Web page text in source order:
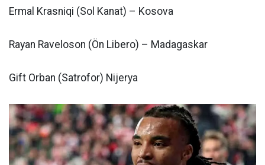
Ermal Krasniqi (Sol Kanat) – Kosova
Rayan Raveloson (Ön Libero) – Madagaskar
Gift Orban (Satrofor) Nijerya